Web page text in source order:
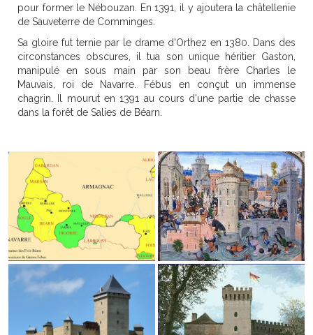
pour former le Nébouzan. En 1391, il y ajoutera la châtellenie
de Sauveterre de Comminges.
Sa gloire fut ternie par le drame d'Orthez en 1380. Dans des
circonstances obscures, il tua son unique héritier Gaston,
manipulé en sous main par son beau frère Charles le
Mauvais, roi de Navarre. Fébus en conçut un immense
chagrin. Il mourut en 1391 au cours d'une partie de chasse
dans la forêt de Salies de Béarn.